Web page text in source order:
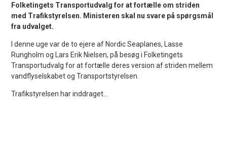
Folketingets Transportudvalg for at fortælle om striden
med Trafikstyrelsen. Ministeren skal nu svare på spørgsmål
fra udvalget.
I denne uge var de to ejere af Nordic Seaplanes, Lasse
Rungholm og Lars Erik Nielsen, på besøg i Folketingets
Transportudvalg for at fortælle deres version af striden mellem
vandflyselskabet og Transportstyrelsen.
Trafikstyrelsen har inddraget...